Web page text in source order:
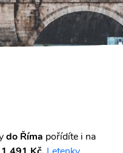
do Říma pořídíte i na